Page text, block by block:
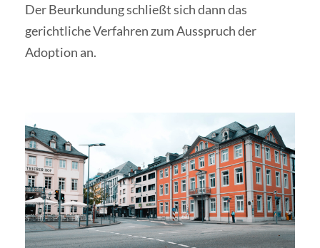
Der Beurkundung schließt sich dann das
gerichtliche Verfahren zum Ausspruch der
Adoption an.